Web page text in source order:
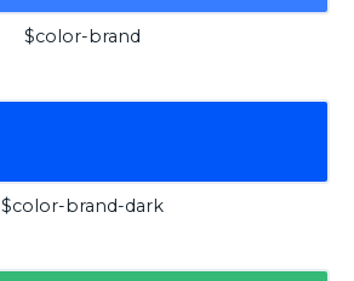
$color-brand
$color-brand-dark